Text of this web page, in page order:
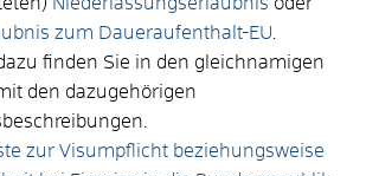
zum Daueraufenthalt-EU
finden Sie in den gleichnamigen
den dazugehörigen
zur Visumpflicht beziehungsweise